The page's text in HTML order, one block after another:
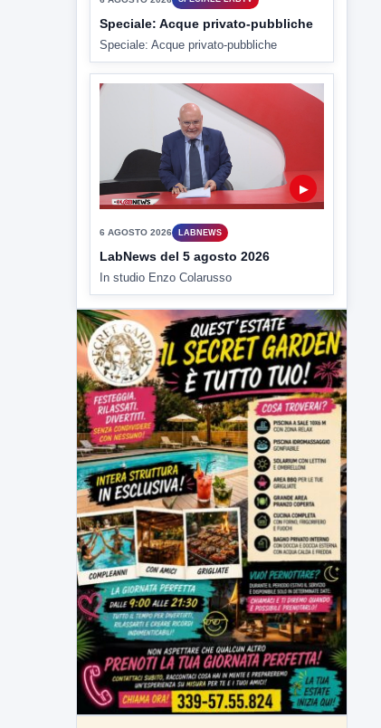
▶
Speciale: Acque privato-pubbliche
Speciale: Acque privato-pubbliche
LabNews del 5 agosto 2026
In studio Enzo Colarusso